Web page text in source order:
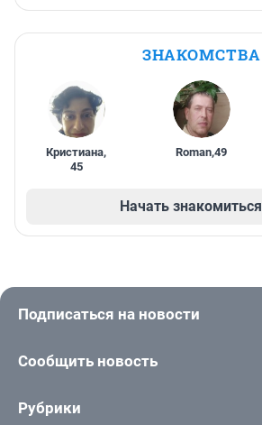
ЗНАКОМСТВА
Кристиана,
45
Roman,49
Начать знакомиться
Подписаться на новости
Сообщить новость
Рубрики